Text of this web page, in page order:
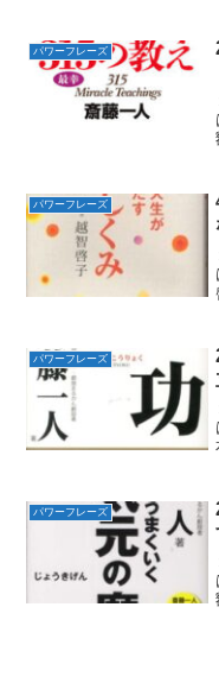
パワーフレーズ
パワーフレーズ
パワーフレーズ
パワーフレーズ